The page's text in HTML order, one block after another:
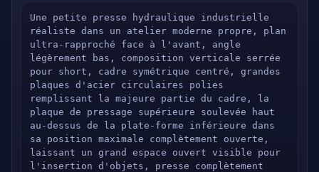
Une petite presse hydraulique industrielle
réaliste dans un atelier moderne propre, plan
ultra-rapproché face à l'avant, angle
légèrement bas, composition verticale serrée
pour short, cadre symétrique centré, grandes
plaques d'acier circulaires polies
remplissant la majeure partie du cadre, la
plaque de pressage supérieure soulevée haut
au-dessus de la plate-forme inférieure dans
sa position maximale complètement ouverte,
laissant un grand espace ouvert visible pour
l'insertion d'objets, presse complètement